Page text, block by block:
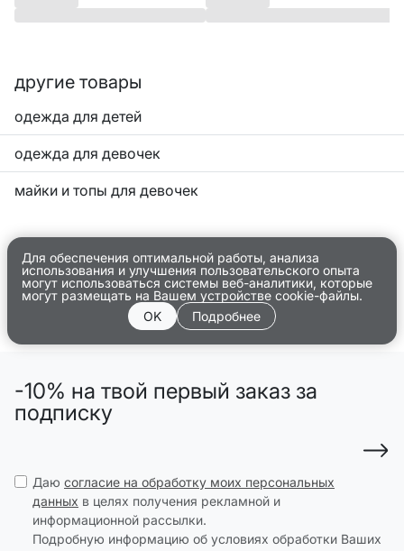
другие товары
одежда для детей
одежда для девочек
майки и топы для девочек
Для обеспечения оптимальной работы, анализа
использования и улучшения пользовательского опыта
могут использоваться системы веб-аналитики, которые
могут размещать на Вашем устройстве cookie-файлы.
OK
Подробнее
-10% на твой первый заказ за
подписку
Даю согласие на обработку моих персональных
данных в целях получения рекламной и
информационной рассылки.
Подробную информацию об условиях обработки Ваших